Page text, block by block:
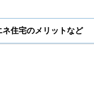
ネ住宅のメリットなど